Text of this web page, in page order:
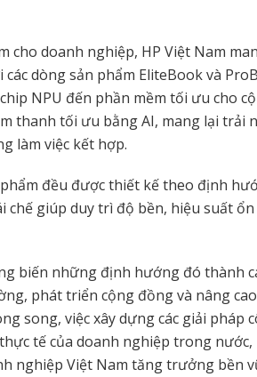
cho doanh nghiệp, HP Việt Nam
các dòng sản phẩm EliteBook và
NPU đến phần mềm tối ưu cho
thanh tối ưu bằng AI, mang lại trải
làm việc kết hợp.
đều được thiết kế theo định
chế giúp duy trì độ bền, hiệu suất
biến những định hướng đó thành
phát triển cộng đồng và nâng
song, việc xây dựng các giải pháp
tế của doanh nghiệp trong
nghiệp Việt Nam tăng trưởng bền